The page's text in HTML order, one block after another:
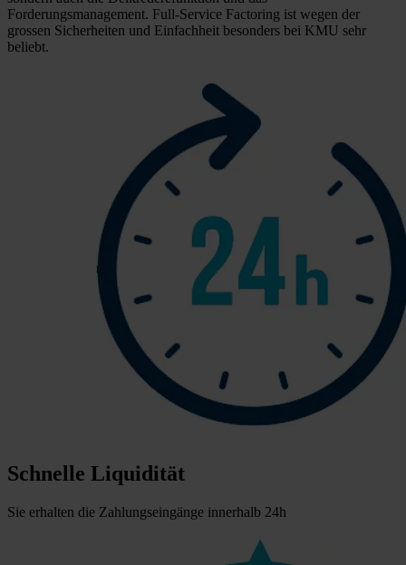
Forderungsmanagement. Full-Service Factoring ist wegen der
grossen Sicherheiten und Einfachheit besonders bei KMU sehr
beliebt.
Schnelle Liquidität
Sie erhalten die Zahlungseingänge innerhalb 24h